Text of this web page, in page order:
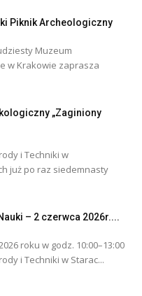
Piknik Archeologiczny
Muzeum
w Krakowie zaprasza
„Zaginiony
i Techniki w
już po raz siedemnasty
– 2 czerwca 2026r....
roku w godz. 10:00–13:00
i Techniki w Starac...